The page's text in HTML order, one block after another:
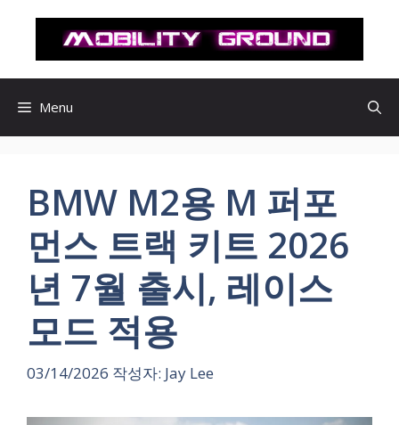
로
Menu
BMW M2용 M 퍼포
먼스 트랙 키트 2026
년 7월 출시, 레이스
모드 적용
03/14/2026 작성자: Jay Lee